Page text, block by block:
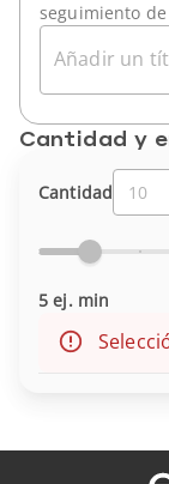
seguimiento
Añadir un
Cantidad y
Cantidad
5 ej. min